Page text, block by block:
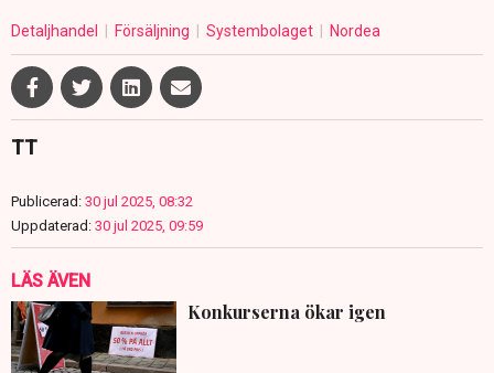
Detaljhandel Försäljning Systembolaget Nordea
TT
Publicerad: 30 jul 2025, 08:32
Uppdaterad: 30 jul 2025, 09:59
LÄS ÄVEN
Konkurserna ökar igen